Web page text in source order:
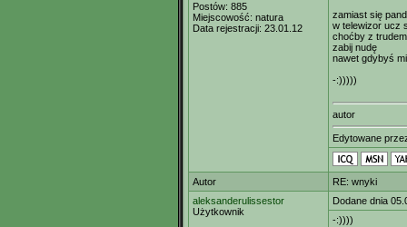
Postów: 885
Miejscowość: natura
Data rejestracji: 23.01.12
zamiast się
w telewizor ucz
choćby z trudem
zabij nudę
nawet gdybyś
-:)))))
autor
Edytowane
Autor
RE: wnyki
aleksanderulissestor
Użytkownik
Dodane dnia
-:))))